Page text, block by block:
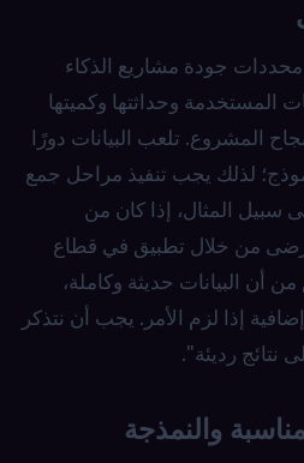
محددات جودة مشاريع الذكاء
المستخدمة وحداثتها وكميتها
المشروع. تلعب البيانات دورًا
لذلك يجب تنفيذ مراحل جمع
سبيل المثال، إذا كان من
من خلال تطبيق في قطاع
أن البيانات حديثة وكاملة،
إذا لزم الأمر. يجب أن نتذكر
نتائج رديئة".
والنمذجة